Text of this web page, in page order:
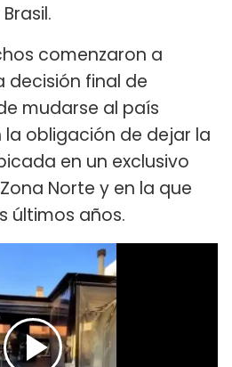
comenzaron a
decisión final de
mudarse al país
la obligación de dejar la
en un exclusivo
Norte y en la que
últimos años.